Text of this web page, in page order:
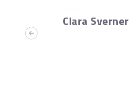
Clara Sverner